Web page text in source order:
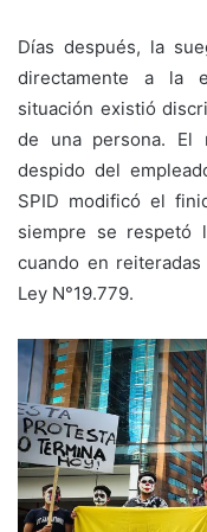
Días después, la
directamente a la
situación existió
de una persona. El
despido del
SPID modificó el
siempre se respetó
cuando en
Ley N°19.779.